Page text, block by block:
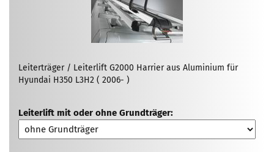
Leiterträger / Leiterlift G2000 Harrier aus Aluminium für
Hyundai H350 L3H2 ( 2006- )
Leiterlift mit oder ohne Grundträger: